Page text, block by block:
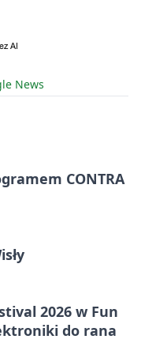
News
CONTRA
2026 w Fun
do rana